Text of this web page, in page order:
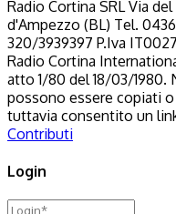
Radio Cortina SRL Via
d'Ampezzo (BL) Tel.
320/3939397 P.Iva
Radio Cortina
atto 1/80 del 18/03/
possono essere copiati
tuttavia consentito un
Contributi
Login